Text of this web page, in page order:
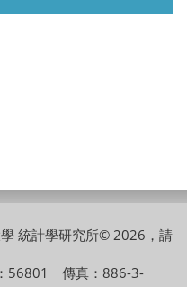
統計學研究所© 2026，請
56801 傳真：886-3-